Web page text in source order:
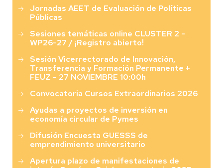
Jornadas AEET de Evaluación de Políticas
Públicas
Sesiones temáticas online CLUSTER 2 -
WP26-27 / ¡Registro abierto!
Sesión Vicerrectorado de Innovación,
Transferencia y Formación Permanente +
FEUZ - 27 NOVIEMBRE 10:00h
Convocatoria Cursos Extraordinarios 2026
Ayudas a proyectos de inversión en
economía circular de Pymes
Difusión Encuesta GUESSS de
emprendimiento universitario
Apertura plazo de manifestaciones de